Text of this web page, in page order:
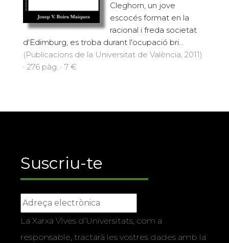
Cleghorn, un jove
escocés format en la
racional i freda societat
d'Edimburg, es troba durant l'ocupació bri...
(Publicacions de la Universitat de València, 2011)
· 276 pàg. · 7 €
Suscriu-te
La Xarxa Vives d’Universitats, com a
responsable, tractarà les vostres dades amb la